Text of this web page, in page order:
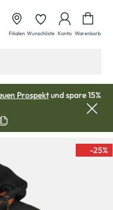
Filialen Wunschliste Konto Warenkorb
Prospektund spare 15%
-25%